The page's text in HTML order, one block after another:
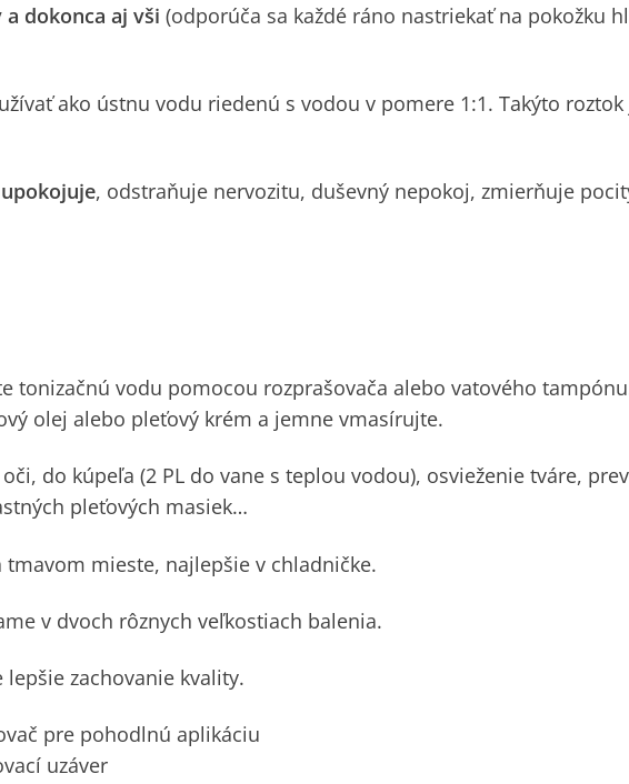
dokonca aj vši (odporúča sa každé ráno nastriekať na pokožku
ako ústnu vodu riedenú s vodou v pomere 1:1. Takýto roztok
, odstraňuje nervozitu, duševný nepokoj, zmierňuje
tonizačnú vodu pomocou rozprašovača alebo vatového
olej alebo pleťový krém a jemne vmasírujte.
do kúpeľa (2 PL do vane s teplou vodou), osvieženie tváre,
pleťových masiek…
mieste, najlepšie v chladničke.
v dvoch rôznych veľkostiach balenia.
zachovanie kvality.
pre pohodlnú aplikáciu
uzáver